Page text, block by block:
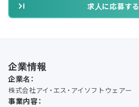
求人に応募する
企業情報
企業名：
株式会社アイ・エス・アイソフトウェアー
事業内容：